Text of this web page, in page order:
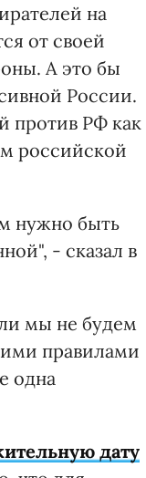
на
от своей
А это бы
России.
против РФ как
российской
нужно быть
- сказал в
мы не будем
правилами
одна
дату